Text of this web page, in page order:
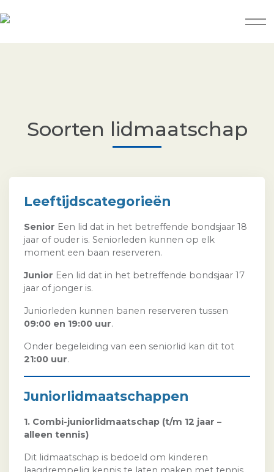
Soorten lidmaatschap
Leeftijdscategorieën
Senior Een lid dat in het betreffende bondsjaar 18
jaar of ouder is. Seniorleden kunnen op elk
moment een baan reserveren.
Junior Een lid dat in het betreffende bondsjaar 17
jaar of jonger is.
Juniorleden kunnen banen reserveren tussen
09:00 en 19:00 uur.
Onder begeleiding van een seniorlid kan dit tot
21:00 uur.
Juniorlidmaatschappen
1. Combi-juniorlidmaatschap (t/m 12 jaar –
alleen tennis)
Dit lidmaatschap is bedoeld om kinderen